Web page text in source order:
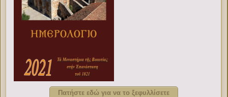
Πατήστε εδώ για να το ξεφυλλίσετε